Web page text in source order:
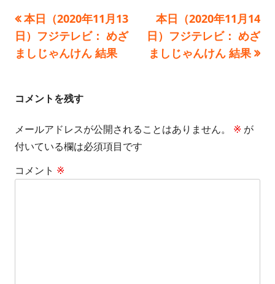
投
稿
ビ
ゲ
ー
シ
前
の
記
本日（2020年11月13
日）フジテレビ： めざ
ましじゃんけん 結果
次
の
記
本日（2020年11月14
日）フジテレビ： めざ
ましじゃんけん 結果
コメントを残す
メールアドレスが公開されることはありません。 ※ が
付いている欄は必須項目です
コメント ※